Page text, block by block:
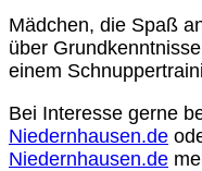
Mädchen, die Spaß
über
einem
Bei Interesse gerne
Niedernhausen.de
Niedernhausen.de